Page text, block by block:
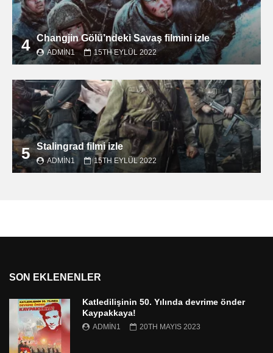
4 Changjin Gölü’ndeki Savaş filmini izle
ADMIN1 15TH EYLÜL 2022
5 Stalingrad filmi izle
ADMIN1 15TH EYLÜL 2022
SON EKLENENLER
Katledilişinin 50. Yılında devrime önder
Kaypakkaya!
ADMIN1 20TH MAYIS 2023